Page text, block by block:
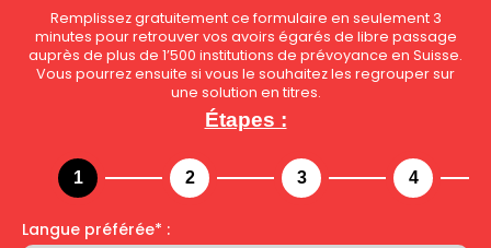
Remplissez gratuitement ce formulaire en seulement 3
minutes pour retrouver vos avoirs égarés de libre passage
auprès de plus de 1’500 institutions de prévoyance en Suisse.
Vous pourrez ensuite si vous le souhaitez les regrouper sur
une solution en titres.
Étapes :
Langue préférée* :